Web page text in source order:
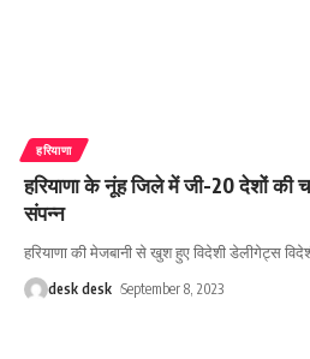
हरियाणा
हरियाणा के नूंह जिले में जी-20 देशों की
संपन्न
हरियाणा की मेजबानी से खुश हुए विदेशी डेलीगेट्स
desk desk September 8, 2023